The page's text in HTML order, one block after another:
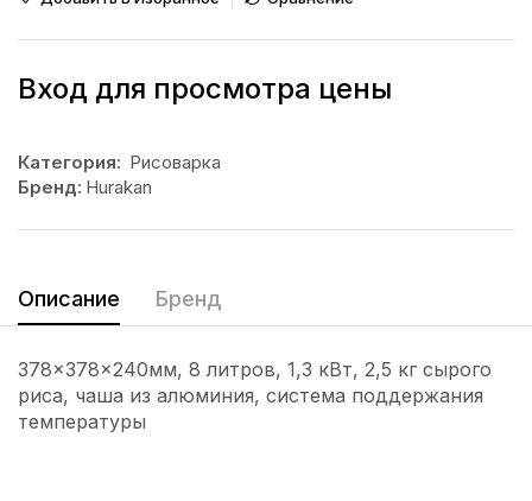
Вход для просмотра цены
Категория: Рисоварка
Бренд: Hurakan
Описание Бренд
378x378x240мм, 8 литров, 1,3 кВт, 2,5 кг сырого
риса, чаша из алюминия, система поддержания
температуры